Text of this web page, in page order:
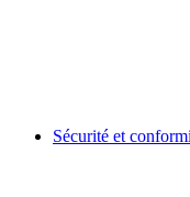
Sécurité et